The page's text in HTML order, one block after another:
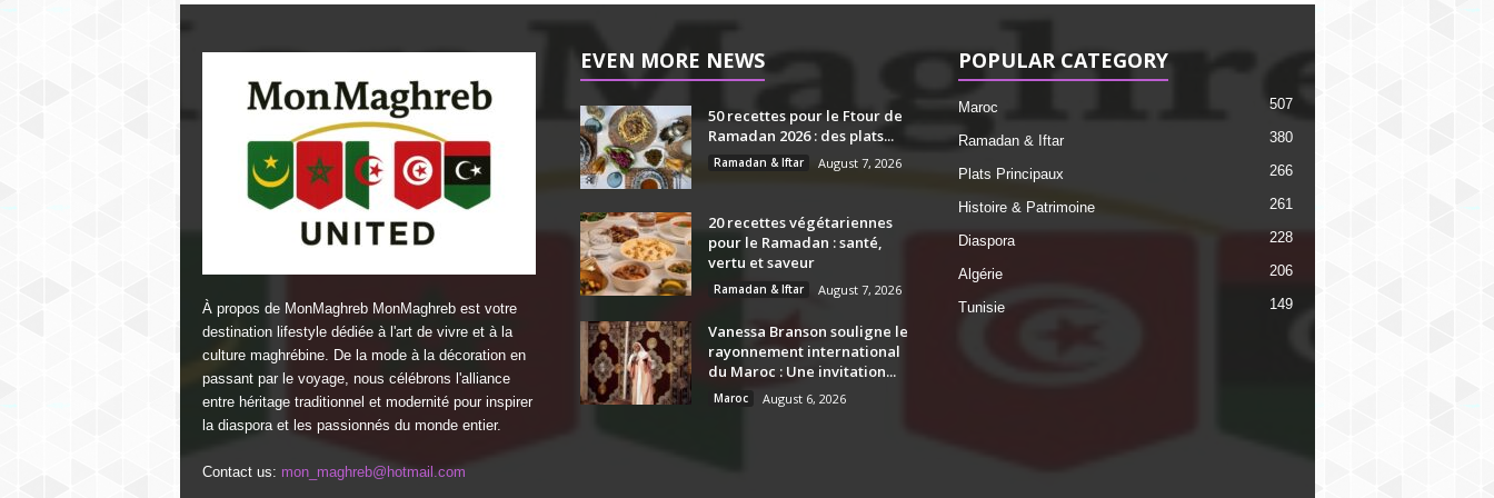
À propos de MonMaghreb MonMaghreb est votre
destination lifestyle dédiée à l'art de vivre et à la
culture maghrébine. De la mode à la décoration en
passant par le voyage, nous célébrons l'alliance
entre héritage traditionnel et modernité pour inspirer
la diaspora et les passionnés du monde entier.
Contact us: mon_maghreb@hotmail.com
EVEN MORE NEWS
50 recettes pour le Ftour de
Ramadan 2026 : des plats...
Ramadan & Iftar August 7, 2026
20 recettes végétariennes
pour le Ramadan : santé,
vertu et saveur
Ramadan & Iftar August 7, 2026
Vanessa Branson souligne le
rayonnement international
du Maroc : Une invitation...
Maroc August 6, 2026
POPULAR CATEGORY
Maroc 507
Ramadan & Iftar 380
Plats Principaux 266
Histoire & Patrimoine 261
Diaspora 228
Algérie 206
Tunisie 149